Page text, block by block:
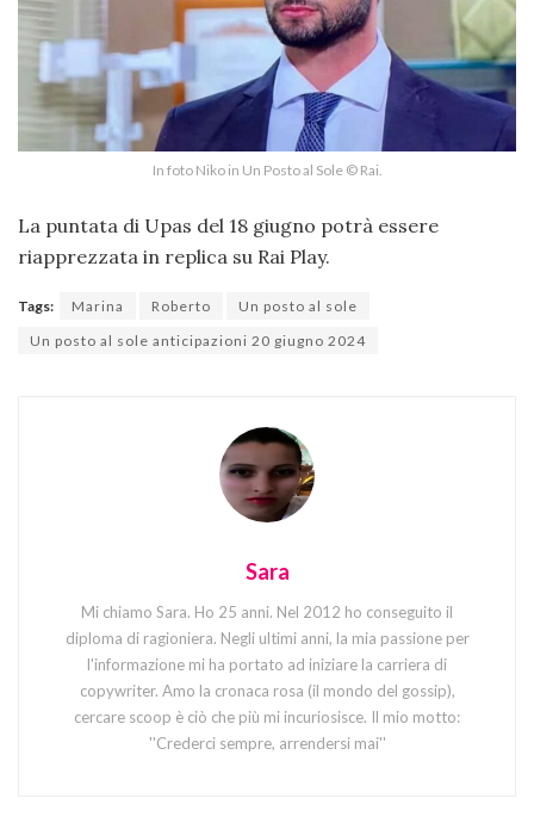
In foto Niko in Un Posto al Sole © Rai.
La puntata di Upas del 18 giugno potrà essere
riapprezzata in replica su Rai Play.
Tags: Marina Roberto
Un posto al sole
Un posto al sole anticipazioni 20 giugno 2024
Sara
Mi chiamo Sara. Ho 25 anni. Nel 2012 ho conseguito il
diploma di ragioniera. Negli ultimi anni, la mia passione per
l'informazione mi ha portato ad iniziare la carriera di
copywriter. Amo la cronaca rosa (il mondo del gossip),
cercare scoop è ciò che più mi incuriosisce. Il mio motto:
''Crederci sempre, arrendersi mai''